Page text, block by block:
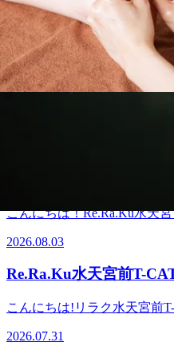
況★
こんにちは！Re.Ra.Ku水天
は 「肩甲骨」と「骨盤」を
自のボディケアとストレッ
健康な毎日をサポートしま
12：30～2名様 13：00～1
名様ご案内可能です！ご新
ります (^-^) ●・○・●・○・
ィエアターミナル改札口”を
ブンイレブンの奥にありま
8分東京メトロ東西線 茅場
カウント↓友達追加登録で10
zms5982r です！登録お待
2026.08.05
Re.Ra.Ku水天宮前T-
している方も多いのではな
呼吸を意識しながらストレ
って、軽快さをキープでき
日の空き情報はこちら◎
可能です!ご新規様だけでは
ポンをご用意しております☆
宮前T-CAT店スタッフ一同
○・●・○・●・○・● ・○・
0252 ●アクセス： 半蔵門
こんにちは！Re.Ra.Ku水天
自のボディケアとストレッ
健康な毎日をサポートし
11：30～1名様 12：30～1
をご用意しております☆皆さ
Ｔ－ＣＡＴ店スタッフ一同
2026.08.03
Re.Ra.Ku水天宮前T-
こんにちは!リラク水天宮前
ていく感じがしてしまいま
2026.07.31